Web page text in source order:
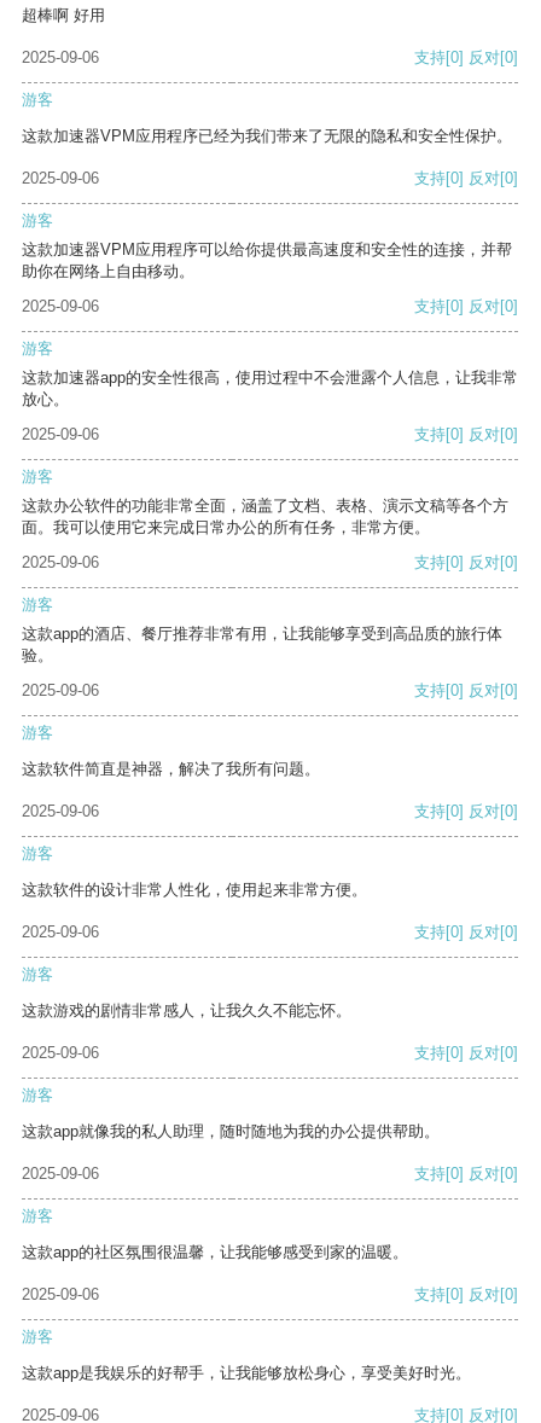
超棒啊 好用
2025-09-06 支持[0] 反对[0]
游客
这款加速器VPM应用程序已经为我们带来了无限的隐私和安全性保护。
2025-09-06 支持[0] 反对[0]
游客
这款加速器VPM应用程序可以给你提供最高速度和安全性的连接，并帮
助你在网络上自由移动。
2025-09-06
支持[0] 反对[0]
游客
这款加速器app的安全性很高，使用过程中不会泄露个人信息，让我非常
放心。
2025-09-06
支持[0] 反对[0]
游客
这款办公软件的功能非常全面，涵盖了文档、表格、演示文稿等各个方
面。我可以使用它来完成日常办公的所有任务，非常方便。
2025-09-06
支持[0] 反对[0]
游客
这款app的酒店、餐厅推荐非常有用，让我能够享受到高品质的旅行体
验。
2025-09-06
支持[0] 反对[0]
游客
这款软件简直是神器，解决了我所有问题。
2025-09-06 支持[0] 反对[0]
游客
这款软件的设计非常人性化，使用起来非常方便。
2025-09-06 支持[0] 反对[0]
游客
这款游戏的剧情非常感人，让我久久不能忘怀。
2025-09-06 支持[0] 反对[0]
游客
这款app就像我的私人助理，随时随地为我的办公提供帮助。
2025-09-06 支持[0] 反对[0]
游客
这款app的社区氛围很温馨，让我能够感受到家的温暖。
2025-09-06 支持[0] 反对[0]
游客
这款app是我娱乐的好帮手，让我能够放松身心，享受美好时光。
2025-09-06 支持[0] 反对[0]